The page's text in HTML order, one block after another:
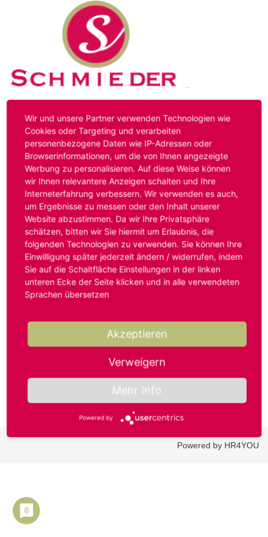
Kontakt Impressum Datenschutz
Hinweis:Das von ihnen aufgerufene Stellenangebot ist
bereits ausgelaufen. Alternative Stellenanzeigen finden
Sie unter:
www.schmieder-personal.de/stellenangebote
Oder Sie bewerben sich
initiativund wir suchen für Sie
passende Stellenangebote.
Anmelden
Benutzername oder E-Mail-Adresse*
Passwort*
Powered by HR4YOU
Wir und unsere Partner verwenden Technologien wie
Cookies oder Targeting und verarbeiten
personenbezogene Daten wie IP-Adressen oder
Browserinformationen, um die von Ihnen angezeigte
Werbung zu personalisieren. Auf diese Weise können
wir Ihnen relevantere Anzeigen schalten und Ihre
Interneterfahrung verbessern. Wir verwenden es auch,
um Ergebnisse zu messen oder den Inhalt unserer
Website abzustimmen. Da wir Ihre Privatsphäre
schätzen, bitten wir Sie hiermit um Erlaubnis, die
folgenden Technologien zu verwenden. Sie können Ihre
Einwilligung später jederzeit ändern / widerrufen, indem
Sie auf die Schaltfläche Einstellungen in der linken
unteren Ecke der Seite klicken und in alle verwendeten
Sprachen übersetzen
Akzeptieren
Verweigern
Mehr Info
Powered by